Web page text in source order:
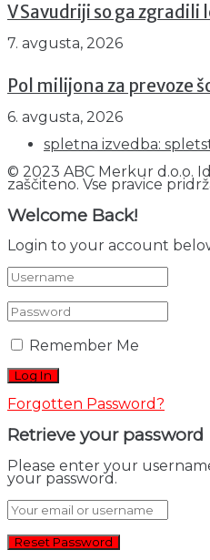
V Savudriji so ga zgradili
7. avgusta, 2026
Pol milijona za prevoze
6. avgusta, 2026
spletna izvedba:
© 2023 ABC Merkur d.o.o.
zaščiteno. Vse pravice
Welcome Back!
Login to your account
Remember Me
Forgotten Password?
Retrieve your password
Please enter your
your password.